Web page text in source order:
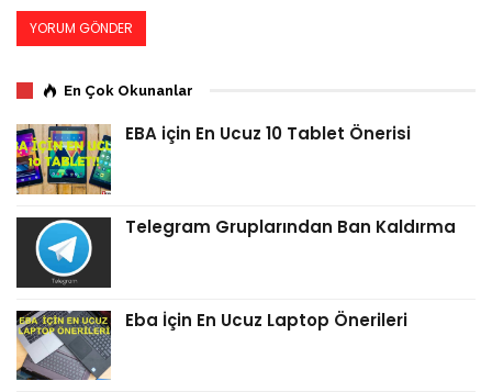
En Çok Okunanlar
EBA için En Ucuz 10 Tablet Önerisi
Telegram Gruplarından Ban Kaldırma
Eba İçin En Ucuz Laptop Önerileri